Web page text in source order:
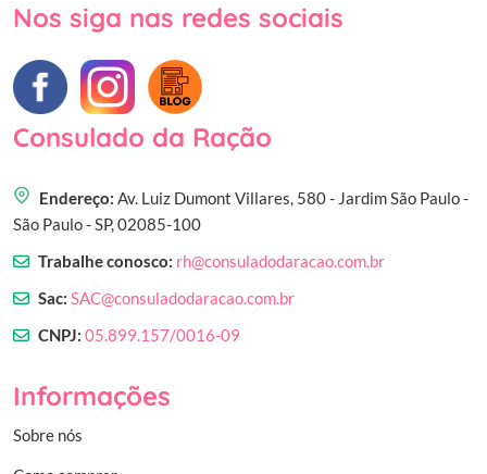
Nos siga nas redes sociais
Consulado da Ração
Endereço: Av. Luiz Dumont Villares, 580 - Jardim São Paulo -
São Paulo - SP, 02085-100
Trabalhe conosco: rh@consuladodaracao.com.br
Sac: SAC@consuladodaracao.com.br
CNPJ: 05.899.157/0016-09
Informações
Sobre nós